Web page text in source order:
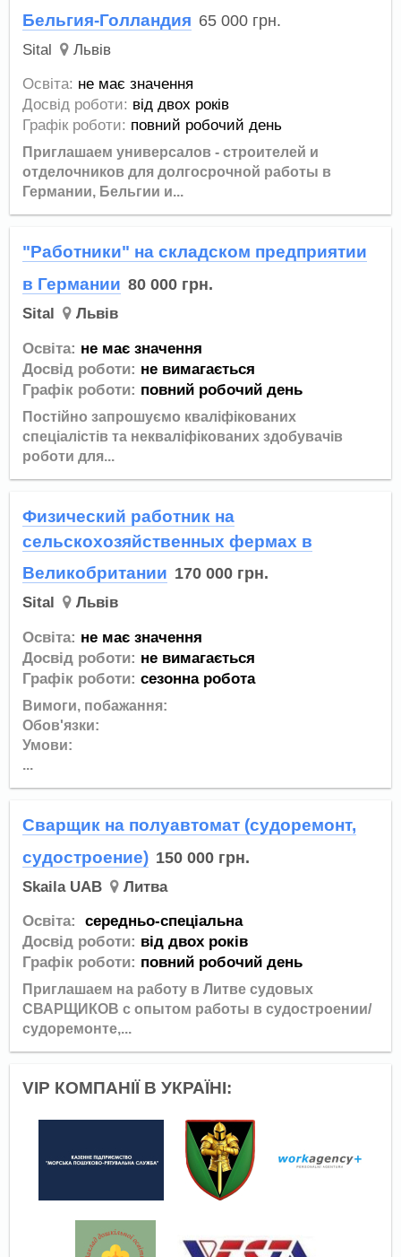
Бельгия-Голландия 65 000 грн.
Sital Львів
Освіта: не має значення
Досвід роботи: від двох років
Графік роботи: повний робочий день
Приглашаем универсалов - строителей и
отделочников для долгосрочной работы в
Германии, Бельгии и...
"Работники" на складском предприятии
в Германии 80 000 грн.
Sital Львів
Освіта: не має значення
Досвід роботи: не вимагається
Графік роботи: повний робочий день
Постійно запрошуємо кваліфікованих
спеціалістів та некваліфікованих здобувачів
роботи для...
Физический работник на
сельскохозяйственных фермах в
Великобритании 170 000 грн.
Sital Львів
Освіта: не має значення
Досвід роботи: не вимагається
Графік роботи: сезонна робота
Вимоги, побажання:
Обов'язки:
Умови:
...
Сварщик на полуавтомат (судоремонт,
судостроение) 150 000 грн.
Skaila UAB Литва
Освіта:
середньо-спеціальна
Досвід роботи: від двох років
Графік роботи: повний робочий день
Приглашаем на работу в Литвесудовых
СВАРЩИКОВ с опытом работы в судостроении/
судоремонте,...
VIP КОМПАНІЇ В УКРАЇНІ: